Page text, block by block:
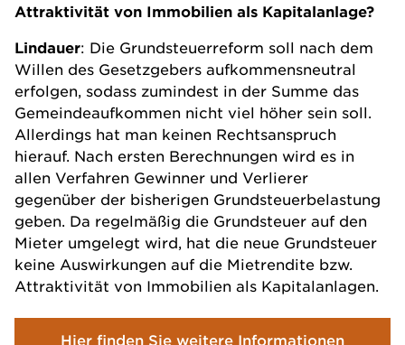
Attraktivität von Immobilien als Kapitalanlage?
Lindauer: Die Grundsteuerreform soll nach dem
Willen des Gesetzgebers aufkommensneutral
erfolgen, sodass zumindest in der Summe das
Gemeindeaufkommen nicht viel höher sein soll.
Allerdings hat man keinen Rechtsanspruch
hierauf. Nach ersten Berechnungen wird es in
allen Verfahren Gewinner und Verlierer
gegenüber der bisherigen Grundsteuerbelastung
geben. Da regelmäßig die Grundsteuer auf den
Mieter umgelegt wird, hat die neue Grundsteuer
keine Auswirkungen auf die Mietrendite bzw.
Attraktivität von Immobilien als Kapitalanlagen.
Hier finden Sie weitere Informationen